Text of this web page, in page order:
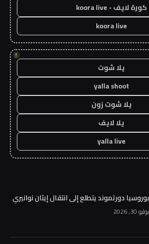
كورة لايف - koora live
koora live
!
يلا شوت
yalla shoot
يلا شوت زون
يلا لايف
yalla live
بوروسيا دورتموند يتطلع إلى انتقال إيثان نوانيري
يوليو 30, 2026